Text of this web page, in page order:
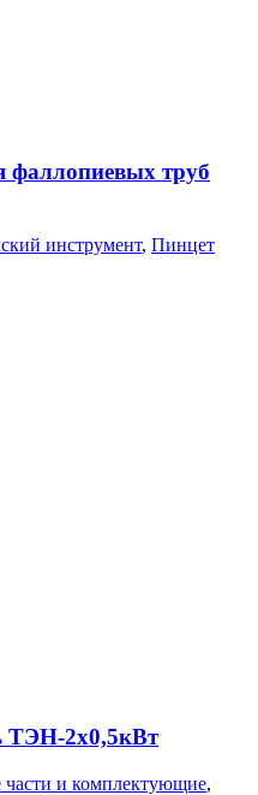
фаллопиевых труб
инструмент, Пинцет
ТЭН-2х0,5кВт
части и комплектующие,